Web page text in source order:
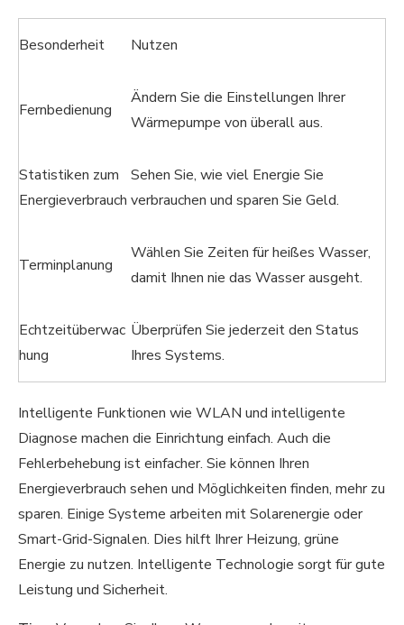
Besonderheit Nutzen
Fernbedienung
Ändern Sie die Einstellungen Ihrer
Wärmepumpe von überall aus.
Statistiken zum
Energieverbrauch
Sehen Sie, wie viel Energie Sie
verbrauchen und sparen Sie Geld.
Terminplanung
Wählen Sie Zeiten für heißes Wasser,
damit Ihnen nie das Wasser ausgeht.
Echtzeitüberwac
hung
Überprüfen Sie jederzeit den Status
Ihres Systems.
Intelligente Funktionen wie WLAN und intelligente
Diagnose machen die Einrichtung einfach. Auch die
Fehlerbehebung ist einfacher. Sie können Ihren
Energieverbrauch sehen und Möglichkeiten finden, mehr zu
sparen. Einige Systeme arbeiten mit Solarenergie oder
Smart-Grid-Signalen. Dies hilft Ihrer Heizung, grüne
Energie zu nutzen. Intelligente Technologie sorgt für gute
Leistung und Sicherheit.